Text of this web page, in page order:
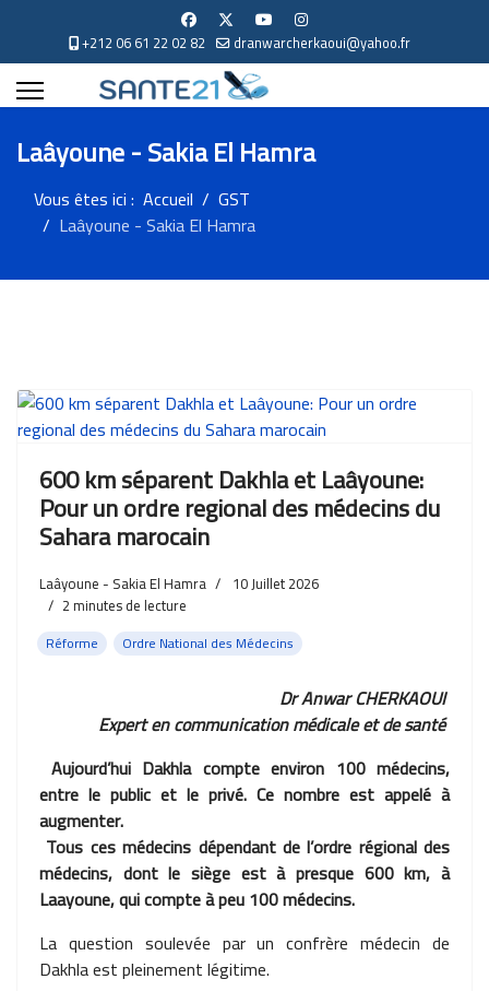
+212 06 61 22 02 82 dranwarcherkaoui@yahoo.fr
Laâyoune - Sakia El Hamra
Vous êtes ici : Accueil
GST
Laâyoune - Sakia El Hamra
600 km séparent Dakhla et Laâyoune:
Pour un ordre regional des médecins du
Sahara marocain
Laâyoune - Sakia El Hamra
10 Juillet 2026
2minutes de lecture
Réforme Ordre National des Médecins
Dr Anwar CHERKAOUI
Expert en communication médicale et de santé
Aujourd’hui Dakhla compte environ 100 médecins,
entre le public et le privé. Ce nombre est appelé à
augmenter.
Tous ces médecins dépendant de l’ordre régional des
médecins, dont le siège est à presque 600 km, à
Laayoune, qui compte à peu 100 médecins.
La question soulevée par un confrère médecin de
Dakhla est pleinement légitime.
précédente
précédent
suivante
suivant